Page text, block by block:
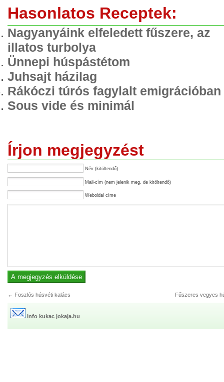
Hasonlatos Receptek:
Nagyanyáink elfeledett fűszere, az
illatos turbolya
Ünnepi húspástétom
Juhsajt házilag
Rákóczi túrós fagylalt emigrációban
Sous vide és minimál
Írjon megjegyzést
Név (kitöltendő)
Mail-cím (nem jelenik meg, de kitöltendő)
Weboldal címe
← Foszlós húsvéti kalács Fűszeres vegyes
info kukac jokaja.hu